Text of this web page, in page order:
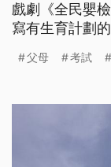
戲劇《全民嬰
寫有生育計劃
未給予「好父
父母 考試